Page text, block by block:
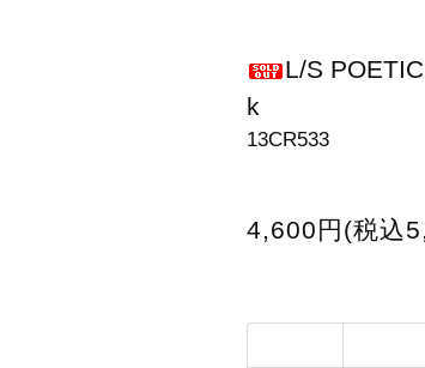
L/S
k
13CR533
4,600円(税込